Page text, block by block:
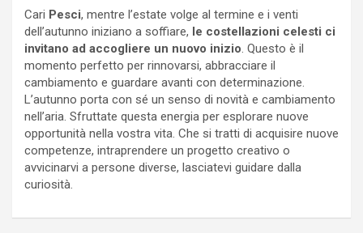
Cari Pesci, mentre l’estate volge al termine e i venti
dell’autunno iniziano a soffiare, le costellazioni celesti ci
invitano ad accogliere un nuovo inizio . Questo è il
momento perfetto per rinnovarsi, abbracciare il
cambiamento e guardare avanti con determinazione.
L’autunno porta con sé un senso di novità e cambiamento
nell’aria. Sfruttate questa energia per esplorare nuove
opportunità nella vostra vita. Che si tratti di acquisire nuove
competenze, intraprendere un progetto creativo o
avvicinarvi a persone diverse, lasciatevi guidare dalla
curiosità.